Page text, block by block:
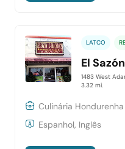
LATCO
El
1483 West
3.32 mi.
Culinária Hondurenha
Espanhol, Inglês